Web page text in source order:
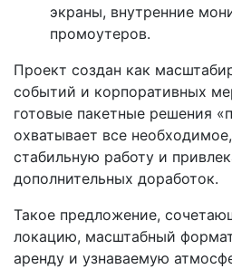
экраны, внутренние
промоутеров.
Проект создан как
событий и корпоративных
готовые пакетные решения
охватывает все
стабильную работу и
дополнительных доработок.
Такое предложение,
локацию, масштабный
аренду и узнаваемую